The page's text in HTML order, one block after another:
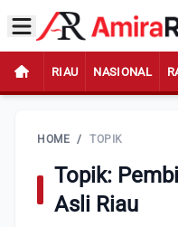
RIAU NASIONAL
HOME / TOPIK
Topik:
Asli Riau